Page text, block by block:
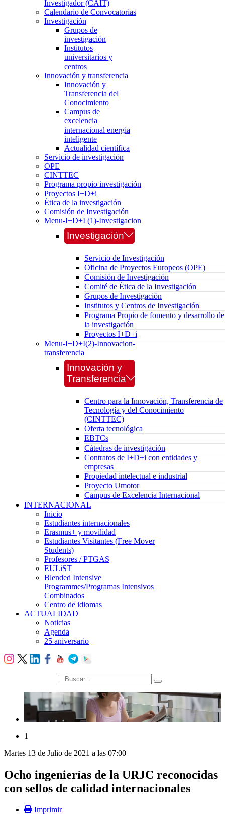
Investigador (CAIT)
Calendario de Convocatorias
Investigación
Grupos de
investigación
Institutos
universitarios y
centros
Innovación y transferencia
Innovación y
Transferencia del
Conocimiento
Campus de
excelencia
internacional energia
inteligente
Actualidad científica
Servicio de investigación
OPE
CINTTEC
Programa propio investigación
Proyectos I+D+i
Ética de la investigación
Comisión de Investigación
Menu-I+D+I (1)-Investigacion
Investigación
Servicio de Investigación
Oficina de Proyectos Europeos (OPE)
Comisión de Investigación
Comité de Ética de la Investigación
Grupos de Investigación
Institutos y Centros de Investigación
Programa Propio de fomento y desarrollo de
la investigación
Proyectos I+D+i
Menu-I+D+I(2)-Innovacion-
transferencia
Innovación y
Transferencia
Centro para la Innovación, Transferencia de
Tecnología y del Conocimiento
(CINTTEC)
Oferta tecnológica
EBTCs
Cátedras de investigación
Contratos de I+D+i con entidades y
empresas
Propiedad intelectual e industrial
Proyecto Umotor
Campus de Excelencia Internacional
INTERNACIONAL
Inicio
Estudiantes internacionales
Erasmus+ y movilidad
Estudiantes Visitantes (Free Mover
Students)
Profesores / PTGAS
EULiST
Blended Intensive
Programmes/Programas Intensivos
Combinados
Centro de idiomas
ACTUALIDAD
Noticias
Agenda
25 aniversario
búsqueda
1
Martes 13 de Julio de 2021 a las 07:00
Ocho ingenierías de la URJC reconocidas
con sellos de calidad internacionales
Imprimir